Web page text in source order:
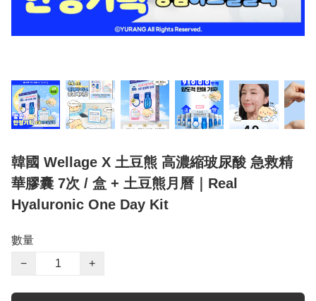
韓國 Wellage X 土豆熊 高濃縮玻尿酸 急救精
華膠囊 7次 / 盒 + 土豆熊月曆｜Real
Hyaluronic One Day Kit
數量
−
+